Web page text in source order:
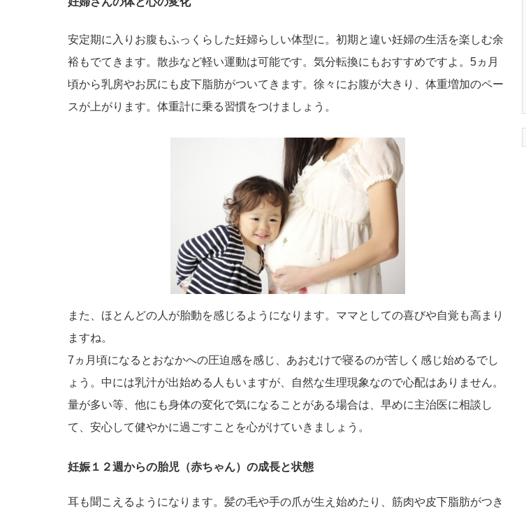
安定期に入りお腹もふっくらした妊婦らしい体型に。初期と違い妊婦の生活を楽しむ余
裕もでてきます。散歩など軽い運動は可能です。気分転換にもおすすめですよ。5ヵ月
頃から乳房やお尻にも皮下脂肪がついてきます。徐々にお腹が大きり、体重増加のペー
スが上がります。体重計に乗る習慣をつけましょう。
また、ほとんどの人が胎動を感じるようになります。ママとしての喜びや自覚も高まり
ますね。
7ヵ月頃になるとおなかへの圧迫感を感じ、あおむけで寝るのが苦しく感じ始めるでし
ょう。中には乳汁が出始める人もいますが、自然な生理現象なので心配はありません。
量が多い等、他にも身体の変化で気になることがある場合は、早めに主治医に相談し
て、安心して健やかに過ごすことを心がけていきましょう。
妊娠１２週からの胎児（赤ちゃん）の成長と状態
耳も聞こえるようになります。髪の毛や手の爪が生え始めたり、筋肉や皮下脂肪がつき